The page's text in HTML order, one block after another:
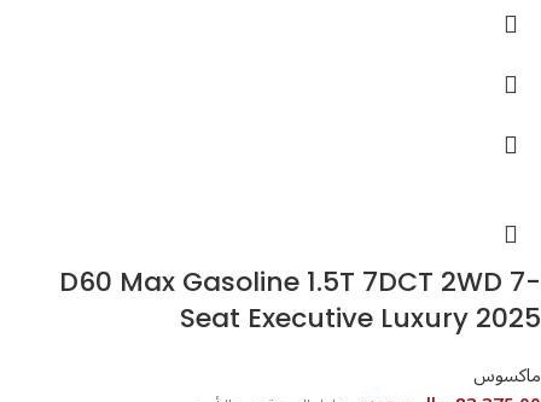
D60 Max Gasoline 1.5T 7DCT 2WD 7-
Seat Executive Luxury 2025
ماكسوس